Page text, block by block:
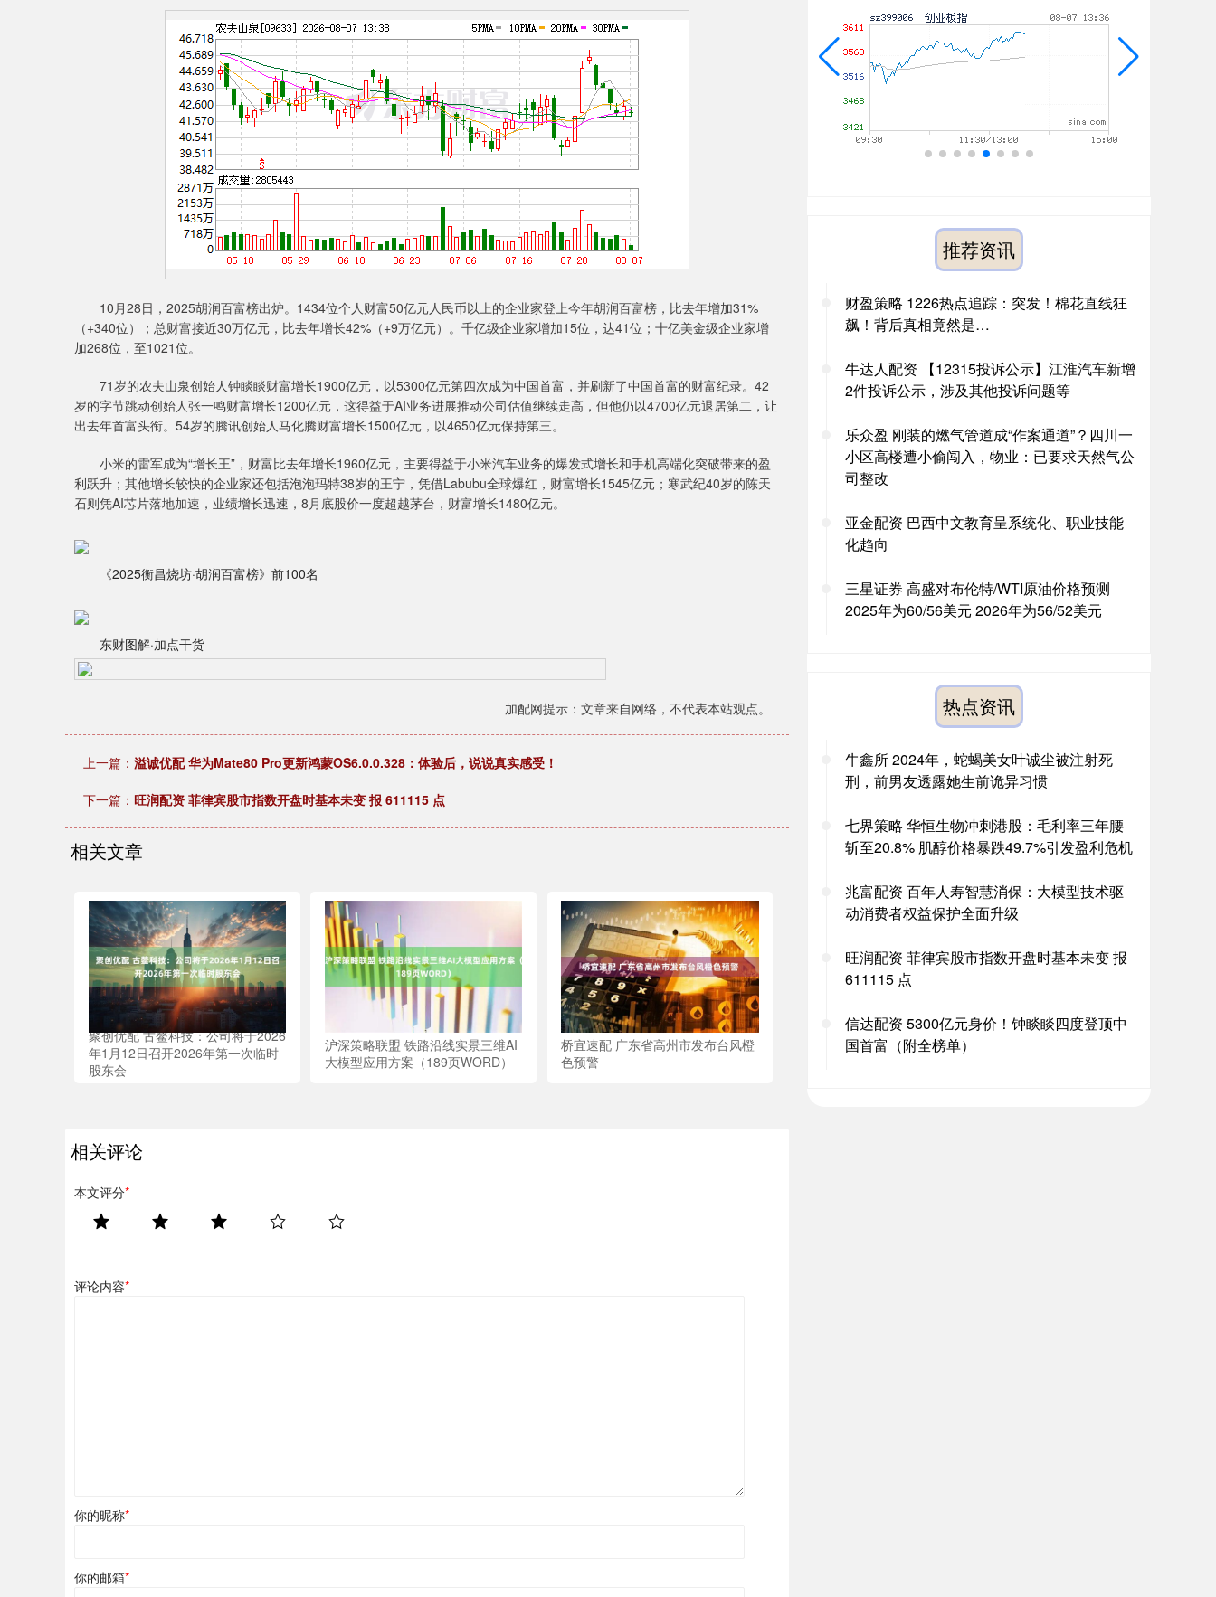
10月28日，2025胡润百富榜出炉。1434位个人财富50亿元人民币以上的企业家登上今年胡润百富榜，比去年增加31%
（+340位）；总财富接近30万亿元，比去年增长42%（+9万亿元）。千亿级企业家增加15位，达41位；十亿美金级企业家增
加268位，至1021位。
71岁的农夫山泉创始人钟睒睒财富增长1900亿元，以5300亿元第四次成为中国首富，并刷新了中国首富的财富纪录。42
岁的字节跳动创始人张一鸣财富增长1200亿元，这得益于AI业务进展推动公司估值继续走高，但他仍以4700亿元退居第二，让
出去年首富头衔。54岁的腾讯创始人马化腾财富增长1500亿元，以4650亿元保持第三。
小米的雷军成为“增长王”，财富比去年增长1960亿元，主要得益于小米汽车业务的爆发式增长和手机高端化突破带来的盈
利跃升；其他增长较快的企业家还包括泡泡玛特38岁的王宁，凭借Labubu全球爆红，财富增长1545亿元；寒武纪40岁的陈天
石则凭AI芯片落地加速，业绩增长迅速，8月底股价一度超越茅台，财富增长1480亿元。
《2025衡昌烧坊·胡润百富榜》前100名
东财图解·加点干货
加配网提示：文章来自网络，不代表本站观点。
上一篇： 溢诚优配 华为Mate80 Pro更新鸿蒙OS6.0.0.328：体验后，说说真实感受！
下一篇： 旺润配资 菲律宾股市指数开盘时基本未变 报 611115 点
相关文章
聚创优配 古鳌科技：公司将于2026
年1月12日召开2026年第一次临时
股东会
沪深策略联盟 铁路沿线实景三维AI
大模型应用方案（189页WORD）
桥宜速配 广东省高州市发布台风橙
色预警
相关评论
本文评分*
评论内容*
你的昵称*
你的邮箱*
推荐资讯
财盈策略 1226热点追踪：突发！棉花直线狂
飙！背后真相竟然是…
牛达人配资 【12315投诉公示】江淮汽车新增
2件投诉公示，涉及其他投诉问题等
乐众盈 刚装的燃气管道成“作案通道”？四川一
小区高楼遭小偷闯入，物业：已要求天然气公
司整改
亚金配资 巴西中文教育呈系统化、职业技能
化趋向
三星证券 高盛对布伦特/WTI原油价格预测
2025年为60/56美元 2026年为56/52美元
热点资讯
牛鑫所 2024年，蛇蝎美女叶诚尘被注射死
刑，前男友透露她生前诡异习惯
七界策略 华恒生物冲刺港股：毛利率三年腰
斩至20.8% 肌醇价格暴跌49.7%引发盈利危机
兆富配资 百年人寿智慧消保：大模型技术驱
动消费者权益保护全面升级
旺润配资 菲律宾股市指数开盘时基本未变 报
611115 点
信达配资 5300亿元身价！钟睒睒四度登顶中
国首富（附全榜单）